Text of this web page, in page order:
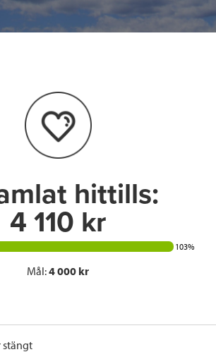
e
I
n
i
hittills:
4 110 kr
103%
Mål:4 000 kr
stängt